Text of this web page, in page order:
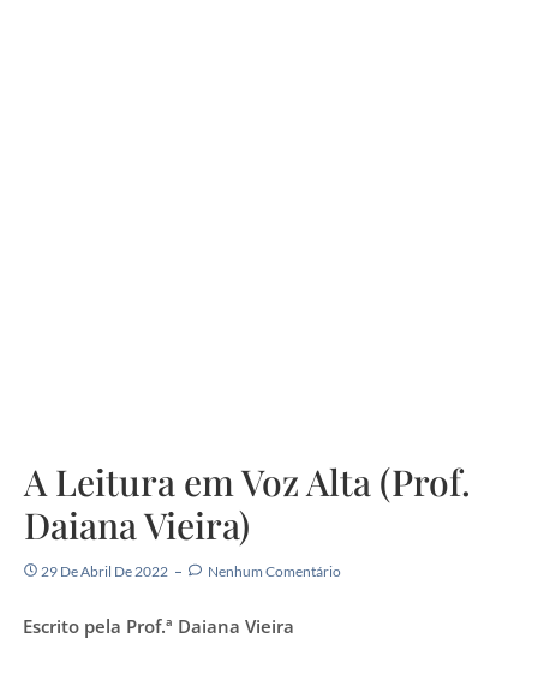
A Leitura em Voz Alta (Prof.
Daiana Vieira)
29 De Abril De 2022 Nenhum Comentário
Escrito pela Prof.ª Daiana Vieira